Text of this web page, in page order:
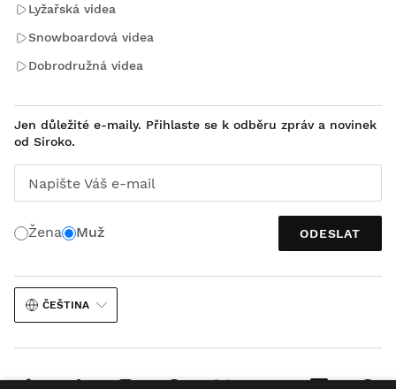
Lyžařská videa
Snowboardová videa
Dobrodružná videa
Jen důležité e-maily. Přihlaste se k odběru zpráv a novinek
od Siroko.
Napište Váš e-mail
Žena Muž ODESLAT
ČEŠTINA